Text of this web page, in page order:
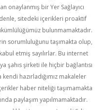
onaylanmış bir Yer Sağlayıcı
sitedeki içerikleri proaktif
bulunmamaktadır.
sorumluluğunu taşımakta olup,
etmiş sayılırlar. Bu internet
şahıs şirketi ile hiçbir bağlantısı
hazırladığımız makaleler
haber niteliği taşımamakta
paylaşım yapılmamaktadır.